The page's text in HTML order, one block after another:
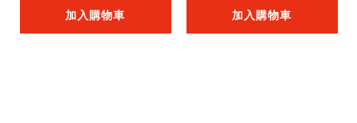
加入購物車 加入購物車